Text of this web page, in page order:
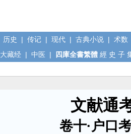
历史 | 传记 | 现代 | 古典小说 | 术数
大藏经 | 中医 | 四庫全書繁體 經 史 子
文献通
卷十·户口